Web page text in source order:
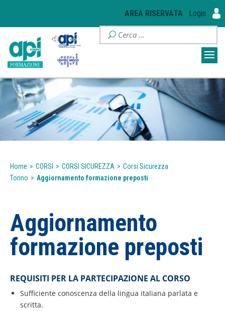
AREA RISERVATA Login
Home > CORSI > CORSI SICUREZZA > Corsi Sicurezza
Torino > Aggiornamento formazione preposti
Aggiornamento
formazione preposti
REQUISITI PER LA PARTECIPAZIONE AL CORSO
Sufficiente conoscenza della lingua italiana parlata e
scritta.